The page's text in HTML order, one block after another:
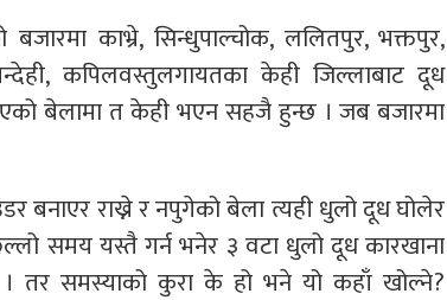
काभ्रे, सिन्धुपाल्चोक, ललितपुर, भक्तपुर,
कपिलवस्तुलगायतका केही जिल्लाबाट दूध
बेलामा त केही भएन सहजै हुन्छ । जब बजारमा
बनाएर राख्ने र नपुगेको बेला त्यही धुलो दूध घोलेर
समय यस्तै गर्न भनेर ३ वटा धुलो दूध कारखाना
। तर समस्याको कुरा के हो भने यो कहाँ खोल्ने?